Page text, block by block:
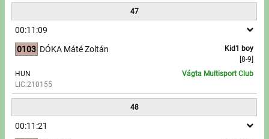
47
00:11:09
0103
Kid1 boy
[8-9]
DÓKA Máté Zoltán
HUN
LIC:210155
Vágta Multisport Club
48
00:11:21